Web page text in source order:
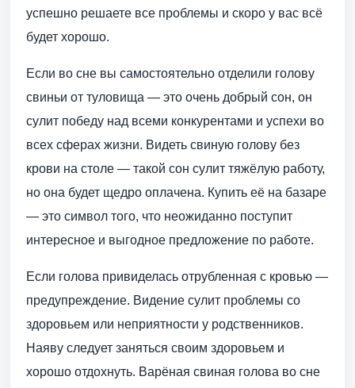
успешно решаете все проблемы и скоро у вас всё
будет хорошо.
Если во сне вы самостоятельно отделили голову
свиньи от туловища — это очень добрый сон, он
сулит победу над всеми конкурентами и успехи во
всех сферах жизни. Видеть свиную голову без
крови на столе — такой сон сулит тяжёлую работу,
но она будет щедро оплачена. Купить её на базаре
— это символ того, что неожиданно поступит
интересное и выгодное предложение по работе.
Если голова привиделась отрубленная с кровью —
предупреждение. Видение сулит проблемы со
здоровьем или неприятности у родственников.
Наяву следует заняться своим здоровьем и
хорошо отдохнуть. Варёная свиная голова во сне